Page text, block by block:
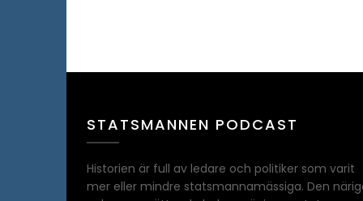
STATSMANNEN PODCAST
Historien är full av ledare och politiker som varit
mer eller mindre statsmannamässiga. Den